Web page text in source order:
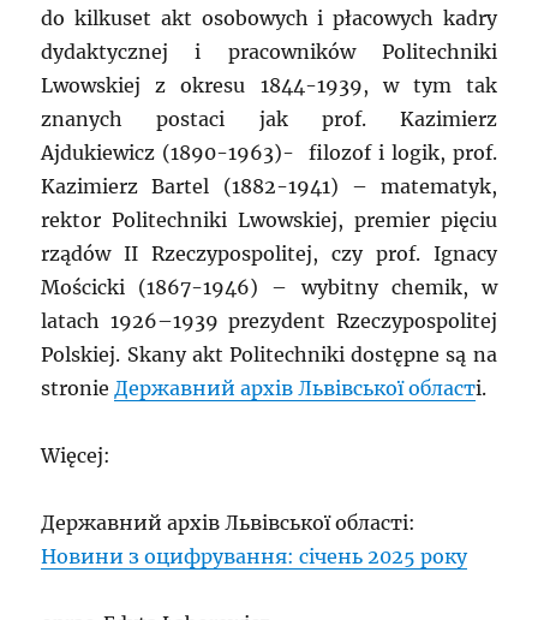
do kilkuset akt osobowych i płacowych kadry
dydaktycznej i pracowników Politechniki
Lwowskiej z okresu 1844-1939, w tym tak
znanych postaci jak prof. Kazimierz
Ajdukiewicz (1890-1963)- filozof i logik, prof.
Kazimierz Bartel (1882-1941) – matematyk,
rektor Politechniki Lwowskiej, premier pięciu
rządów II Rzeczypospolitej, czy prof. Ignacy
Mościcki (1867-1946) – wybitny chemik, w
latach 1926–1939 prezydent Rzeczypospolitej
Polskiej. Skany akt Politechniki dostępne są na
stronieДержавний архів Львівської області.
Więcej:
Державний архів Львівської області:
Новини з оцифрування: січень 2025 року